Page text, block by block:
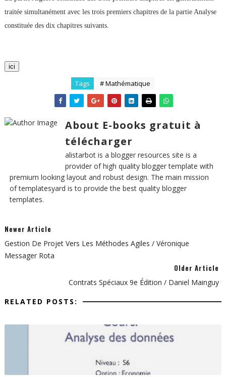
traitée simultanément avec les trois premiers chapitres de la partie Analyse
constituée des dix chapitres suivants.
ici
Tags # Mathématique
About E-books gratuit à
télécharger
alistarbot is a blogger resources site is a
provider of high quality blogger template with
premium looking layout and robust design. The main mission
of templatesyard is to provide the best quality blogger
templates.
Newer Article
Gestion De Projet Vers Les Méthodes Agiles / Véronique
Messager Rota
Older Article
Contrats Spéciaux 9e Édition / Daniel Mainguy
RELATED POSTS: